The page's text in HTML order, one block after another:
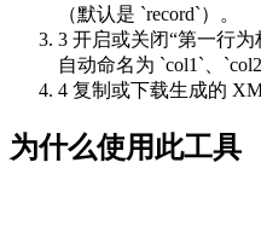
（默认是 `record`）。
3 开启或关闭“第一行
自动命名为 `col1`、
4 复制或下载生成的
为什么使用此工具